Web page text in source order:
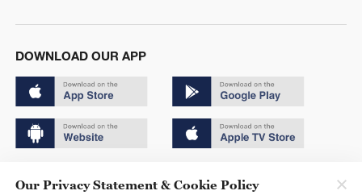
DOWNLOAD OUR APP
Our Privacy Statement & Cookie Policy